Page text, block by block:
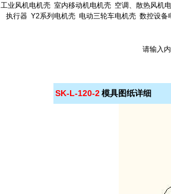
工业风机电机壳 室内移动机电机壳 空调、散热风机
执行器 Y2系列电机壳 电动三轮车电机壳 数控设备
请输入
SK-L-120-2模具图纸详细